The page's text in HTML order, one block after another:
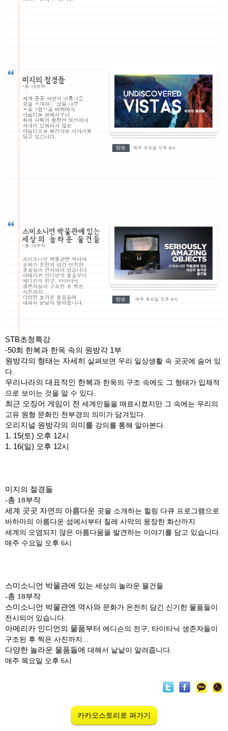
STB초청특강
-50회 한복과 한옥 속의 원방각 1부
원방각의 형태는 자세히 살펴보면 우리 일상생활 속 곳곳에 숨어 있
다.
우리나라의 대표적인 한복과 한옥의 구조 속에도 그 형태가 입체적
으로 보이는 것을 알 수 있다.
최근 오징어 게임이 전 세계인들을 매료시켰지만 그 속에는 우리의
고유 원형 문화인 천부경의 의미가 담겨있다.
오리지널 원방각의 의미를 강의를 통해 알아본다.
1. 15(토) 오후 12시
1. 16(일) 오후 12시
미지의 절경들
-총 18부작
세계 곳곳 자연의 아름다운 곳을 소개하는 힐링 다큐 프로그램으로
바하마의 아름다운 섬에서부터 칠레 사막의 웅장한 화산까지
세계의 오염되지 않은 아름다움을 발견하는 이야기를 담고 있습니다.
매주 수요일 오후 6시
스미소니언 박물관에 있는 세상의 놀라운 물건들
-총 18부작
스미소니언 박물관엔 역사와 문화가 온전히 담긴 신기한 물품들이
전시되어 있습니다.
아메리카 인디언의 물품부터 에디슨의 전구, 타이타닉 생존자들이
구조된 후 찍은 사진까지...
다양한 놀라운 물품들에 대해서 낱낱이 알려줍니다.
매주 목요일 오후 6시
카카오스토리로 퍼가기